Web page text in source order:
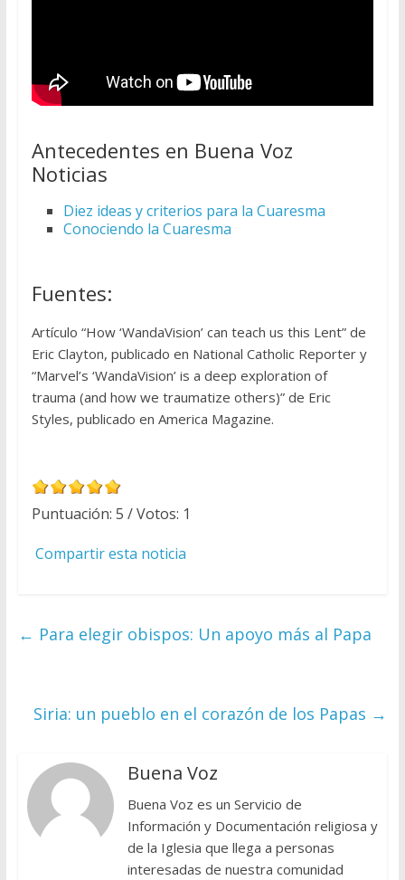
Antecedentes en Buena Voz
Noticias
Diez ideas y criterios para la Cuaresma
Conociendo la Cuaresma
Fuentes:
Artículo “How ‘WandaVision’ can teach us this Lent” de
Eric Clayton, publicado en National Catholic Reporter y
“Marvel’s ‘WandaVision’ is a deep exploration of
trauma (and how we traumatize others)” de Eric
Styles, publicado en America Magazine.
Puntuación: 5 / Votos: 1
Compartir esta noticia
← Para elegir obispos: Un apoyo más al Papa
Siria: un pueblo en el corazón de los Papas →
Buena Voz
Buena Voz es un Servicio de
Información y Documentación religiosa y
de la Iglesia que llega a personas
interesadas de nuestra comunidad